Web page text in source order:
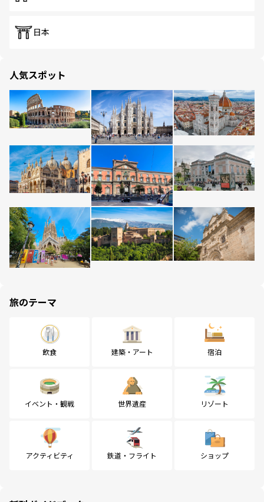
日本
人気スポット
旅のテーマ
飲食 建築・アート 宿泊
イベント・観戦 世界遺産 リゾート
アクティビティ 鉄道・フライト ショップ